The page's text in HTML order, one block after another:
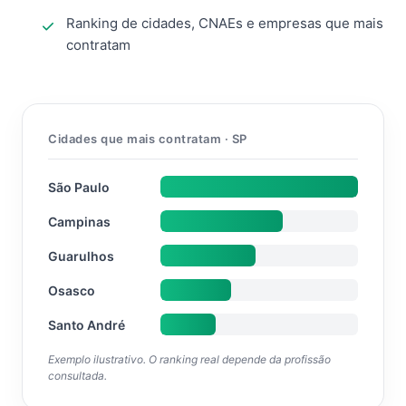
Ranking de cidades, CNAEs e empresas que mais
contratam
Cidades que mais contratam · SP
São Paulo
Campinas
Guarulhos
Osasco
Santo André
Exemplo ilustrativo. O ranking real depende da profissão
consultada.